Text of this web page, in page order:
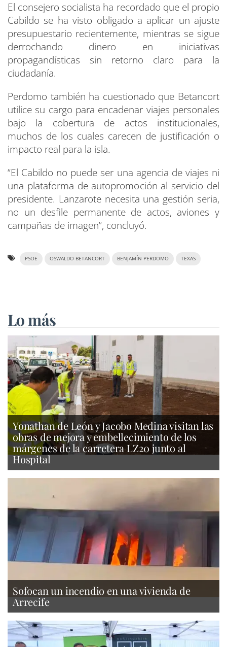
El consejero socialista ha recordado que el propio
Cabildo se ha visto obligado a aplicar un ajuste
presupuestario recientemente, mientras se sigue
derrochando dinero en iniciativas
propagandísticas sin retorno claro para la
ciudadanía.
Perdomo también ha cuestionado que Betancort
utilice su cargo para encadenar viajes personales
bajo la cobertura de actos institucionales,
muchos de los cuales carecen de justificación o
impacto real para la isla.
“El Cabildo no puede ser una agencia de viajes ni
una plataforma de autopromoción al servicio del
presidente. Lanzarote necesita una gestión seria,
no un desfile permanente de actos, aviones y
campañas de imagen”, concluyó.
PSOE OSWALDO BETANCORT BENJAMÍN PERDOMO TEXAS
Lo más
Yonathan de León y Jacobo Medina visitan las
obras de mejora y embellecimiento de los
márgenes de la carretera LZ20 junto al
Hospital
Sofocan un incendio en una vivienda de
Arrecife